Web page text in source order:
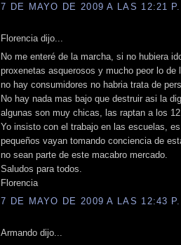
7 DE MAYO DE 2009 A LAS 12:21
Florencia dijo...
No me enteré de la marcha, si no hubiera
proxenetas asquerosos y mucho peor lo
no hay consumidores no habria trata de
No hay nada mas bajo que destruir asi la
algunas son muy chicas, las raptan a los
Yo insisto con el trabajo en las escuelas,
pequeños vayan tomando conciencia de
no sean parte de este macabro mercado.
Saludos para todos.
Florencia
7 DE MAYO DE 2009 A LAS 12:43
Armando dijo...